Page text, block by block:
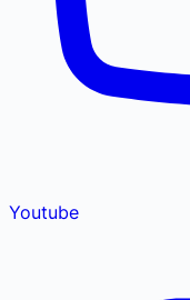
Youtube